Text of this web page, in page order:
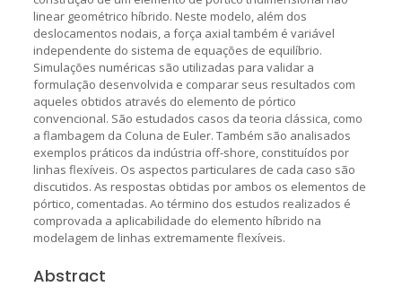
linear geométrico híbrido. Neste modelo, além dos
deslocamentos nodais, a força axial também é variável
independente do sistema de equações de equilíbrio.
Simulações numéricas são utilizadas para validar a
formulação desenvolvida e comparar seus resultados com
aqueles obtidos através do elemento de pórtico
convencional. São estudados casos da teoria clássica, como
a flambagem da Coluna de Euler. Também são analisados
exemplos práticos da indústria off-shore, constituídos por
linhas flexíveis. Os aspectos particulares de cada caso são
discutidos. As respostas obtidas por ambos os elementos de
pórtico, comentadas. Ao término dos estudos realizados é
comprovada a aplicabilidade do elemento híbrido na
modelagem de linhas extremamente flexíveis.
Abstract